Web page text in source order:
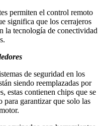
permiten el control remoto
significa que los cerrajeros
la tecnología de conectividad
de seguridad en los
siendo reemplazadas por
estas contienen chips que se
garantizar que solo las